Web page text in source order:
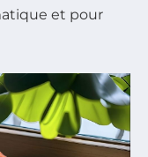
et pour